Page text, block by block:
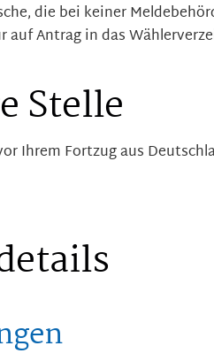
die bei keiner
auf Antrag in das
Stelle
Ihrem Fortzug aus